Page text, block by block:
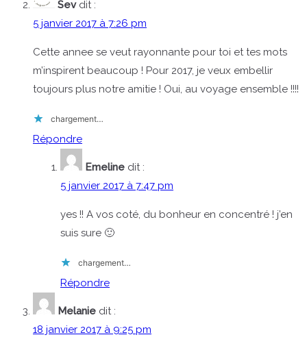
Sev dit :
5 janvier 2017 à 7:26 pm
Cette annee se veut rayonnante pour toi et tes mots
m’inspirent beaucoup ! Pour 2017, je veux embellir
toujours plus notre amitie ! Oui, au voyage ensemble !!!!
chargement…
Répondre
Emeline dit :
5 janvier 2017 à 7:47 pm
yes !! A vos coté, du bonheur en concentré ! j’en
suis sure 🙂
chargement…
Répondre
Melanie dit :
18 janvier 2017 à 9:25 pm